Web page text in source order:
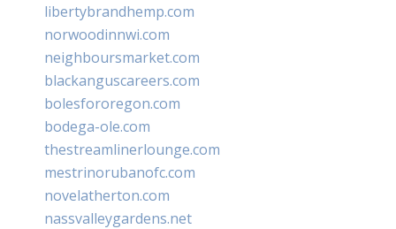
libertybrandhemp.com
norwoodinnwi.com
neighboursmarket.com
blackanguscareers.com
bolesfororegon.com
bodega-ole.com
thestreamlinerlounge.com
mestrinorubanofc.com
novelatherton.com
nassvalleygardens.net